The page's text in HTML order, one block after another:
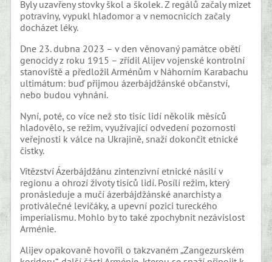
Byly uzavřeny stovky škol a školek. Z regálů začaly mizet
potraviny, vypukl hladomor a v nemocnicích začaly
docházet léky.
Dne 23. dubna 2023 – v den věnovaný památce obětí
genocidy z roku 1915 – zřídil Alijev vojenské kontrolní
stanoviště a předložil Arménům v Náhorním Karabachu
ultimátum: buď přijmou ázerbájdžánské občanství,
nebo budou vyhnáni.
Nyní, poté, co více než sto tisíc lidí několik měsíců
hladovělo, se režim, využívající odvedení pozornosti
veřejnosti k válce na Ukrajině, snaží dokončit etnické
čistky.
Vítězství Ázerbájdžánu zintenzivní etnické násilí v
regionu a ohrozí životy tisíců lidí. Posílí režim, který
pronásleduje a mučí ázerbájdžánské anarchisty a
protiválečné levičáky, a upevní pozici tureckého
imperialismu. Mohlo by to také zpochybnit nezávislost
Arménie.
Alijev opakovaně hovořil o takzvaném „Zangezurském